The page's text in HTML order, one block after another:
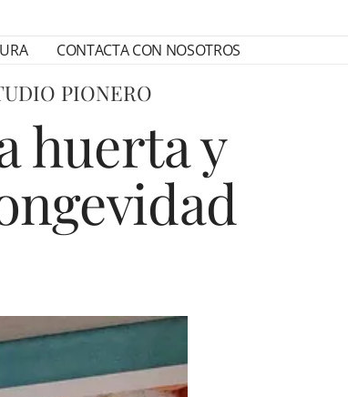
CONTACTA CON NOSOTROS
PIONERO
huerta y